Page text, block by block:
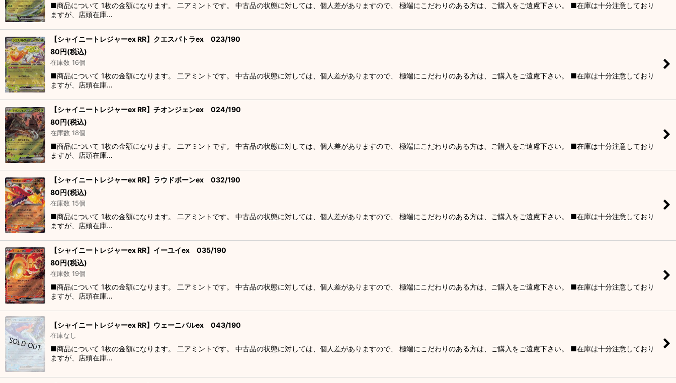
■商品について 1枚の金額になります。 二アミントです。 中古品の状態に対しては、個人差がありますので、 極端にこだわりのある方は、ご購入をご遠慮下さい。 ■在庫は十分注意しており
ますが、店頭在庫…
【シャイニートレジャーex RR】クエスパトラex 023/190
80円(税込)
在庫数 16個
■商品について 1枚の金額になります。 二アミントです。 中古品の状態に対しては、個人差がありますので、 極端にこだわりのある方は、ご購入をご遠慮下さい。 ■在庫は十分注意しており
ますが、店頭在庫…
【シャイニートレジャーex RR】チオンジェンex 024/190
80円(税込)
在庫数 18個
■商品について 1枚の金額になります。 二アミントです。 中古品の状態に対しては、個人差がありますので、 極端にこだわりのある方は、ご購入をご遠慮下さい。 ■在庫は十分注意しており
ますが、店頭在庫…
【シャイニートレジャーex RR】ラウドボーンex 032/190
80円(税込)
在庫数 15個
■商品について 1枚の金額になります。 二アミントです。 中古品の状態に対しては、個人差がありますので、 極端にこだわりのある方は、ご購入をご遠慮下さい。 ■在庫は十分注意しており
ますが、店頭在庫…
【シャイニートレジャーex RR】イーユイex 035/190
80円(税込)
在庫数 19個
■商品について 1枚の金額になります。 二アミントです。 中古品の状態に対しては、個人差がありますので、 極端にこだわりのある方は、ご購入をご遠慮下さい。 ■在庫は十分注意しており
ますが、店頭在庫…
【シャイニートレジャーex RR】ウェーニバルex 043/190
在庫なし
■商品について 1枚の金額になります。 二アミントです。 中古品の状態に対しては、個人差がありますので、 極端にこだわりのある方は、ご購入をご遠慮下さい。 ■在庫は十分注意しており
ますが、店頭在庫…